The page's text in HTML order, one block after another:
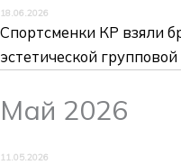
18.06.2026
Спортсменки КР взяли
эстетической
Май 2026
11.05.2026